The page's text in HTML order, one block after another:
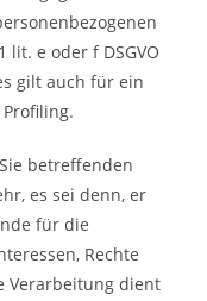
lit. e oder f DSGVO
gilt auch für ein
betreffenden
es sei denn, er
für die
Rechte
Verarbeitung dient